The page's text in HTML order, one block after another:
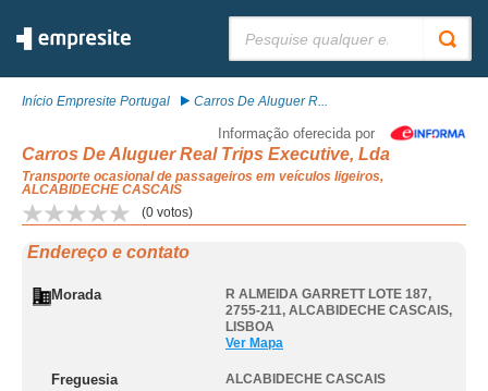
Início Empresite Portugal Carros De Aluguer R...
Informação oferecida por
Carros De Aluguer Real Trips Executive, Lda
Transporte ocasional de passageiros em veículos ligeiros,
ALCABIDECHE CASCAIS
(0 votos)
Endereço e contato
Morada
R ALMEIDA GARRETT LOTE 187,
2755-211, ALCABIDECHE CASCAIS,
LISBOA
Ver Mapa
Freguesia ALCABIDECHE CASCAIS